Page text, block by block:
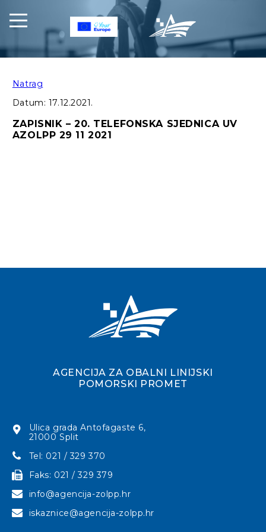
Natrag
Datum: 17.12.2021.
ZAPISNIK – 20. TELEFONSKA SJEDNICA UV
AZOLPP 29 11 2021
AGENCIJA ZA OBALNI LINIJSKI
POMORSKI PROMET
Ulica grada Antofagaste 6,
21000 Split
Tel: 021 / 329 370
Faks: 021 / 329 379
info@agencija-zolpp.hr
iskaznice@agencija-zolpp.hr